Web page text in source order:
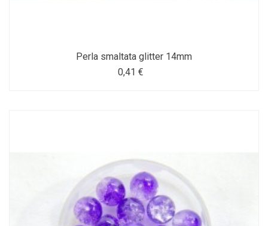
Perla smaltata glitter 14mm
0,41 €